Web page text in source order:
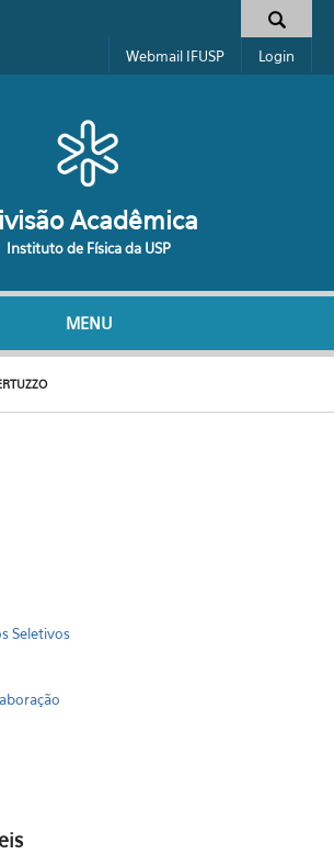
de busca
Webmail IFUSP Login
Acadêmica
Instituto de Física da USP
MENU
Seletivos